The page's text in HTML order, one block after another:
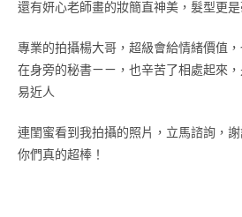
還有妍心老師畫的妝簡直神美，髮型更是
專業的拍攝楊大哥，超級會給情緒價值
在身旁的秘書ㄧㄧ，也辛苦了相處起來
易近人
連閨蜜看到我拍攝的照片，立馬諮詢，
你們真的超棒！